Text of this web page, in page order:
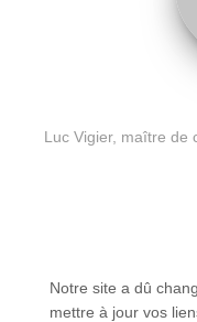
Luc Vigier, maître de
Notre site a dû
mettre à jour vos